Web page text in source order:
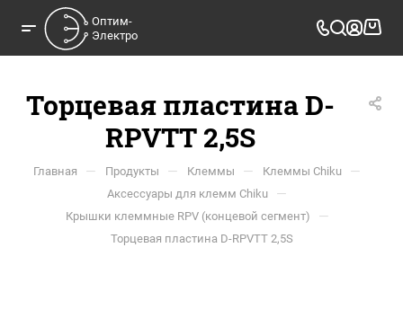
Оптим-
Электро
Торцевая пластина D-
RPVTT 2,5S
Главная — Продукты — Клеммы — Клеммы Chiku —
Аксессуары для клемм Chiku —
Крышки клеммные RPV (концевой сегмент) —
Торцевая пластина D-RPVTT 2,5S